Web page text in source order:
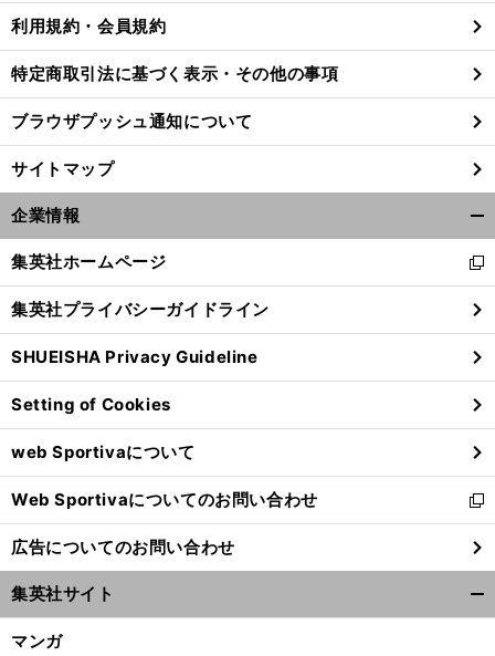
利用規約・会員規約
特定商取引法に基づく表示・その他の事項
ブラウザプッシュ通知について
サイトマップ
企業情報
閉
る
集英社ホームページ
新
し
い
ウ
ィ
ン
ド
ウ
で
開
く
集英社プライバシーガイドライン
SHUEISHA Privacy Guideline
Setting of Cookies
web Sportivaについて
Web Sportivaについてのお問い合わせ
新
し
い
ウ
ィ
ン
広告についてのお問い合わせ
集英社サイト
マンガ